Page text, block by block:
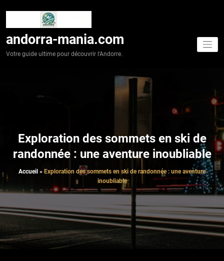
andorra-mania.com
Votre guide ultime pour découvrir l'Andorre.
Exploration des sommets en ski de
randonnée : une aventure inoubliable
Accueil » Exploration des sommets en ski de randonnée : une aventure
inoubliable